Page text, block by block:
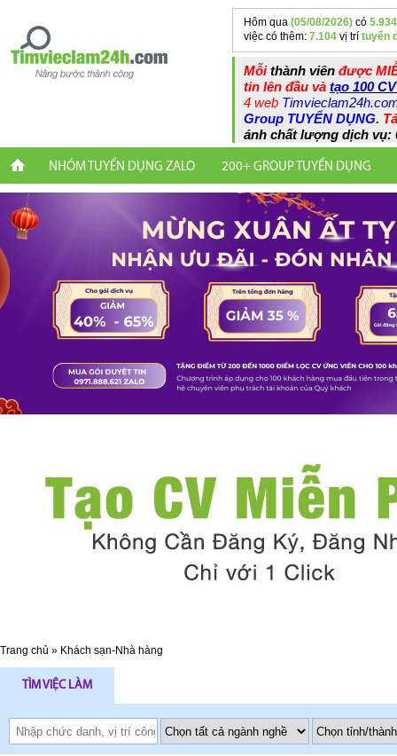
Hôm qua (05/08/2026) có 5.934
việc có thêm: 7.104 vị trí tuyển
Mỗithành viên được
tin lên đầu và tạo 100
4 web
Group TUYỂN DỤNG.
ánh chất lượng dịch vụ:
NHÓM TUYỂN DỤNG ZALO 200+ GROUP TUYỂN DỤNG
Trang chủ » Khách sạn-Nhà hàng
TÌM VIỆC LÀM